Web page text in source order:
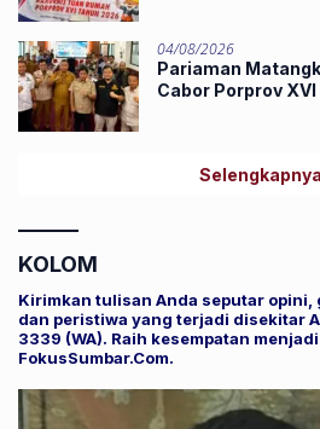
04/08/2026
Pariaman
Cabor Porprov
Selengkapnya
KOLOM
Kirimkan tulisan Anda seputar opini,
dan peristiwa yang terjadi disekitar
3339 (WA). Raih kesempatan
FokusSumbar.Com.